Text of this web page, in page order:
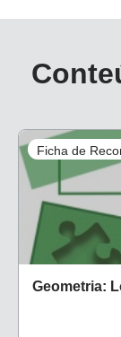
Ficha de
Geometria: